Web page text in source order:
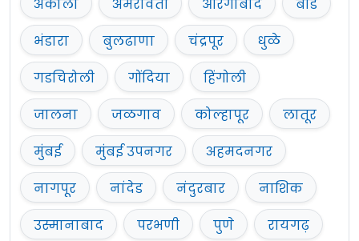
अकोला अमरावती औरंगाबाद
बीड
भंडारा
बुलढाणा चंद्रपूर
धुळे
गडचिरोली
गोंदिया
हिंगोली
जालना
जळगाव कोल्हापूर
लातूर
मुंबई
मुंबई उपनगर
अहमदनगर
नागपूर
नांदेड नंदुरबार
नाशिक
उस्मानाबाद
परभणी पुणे
रायगढ़